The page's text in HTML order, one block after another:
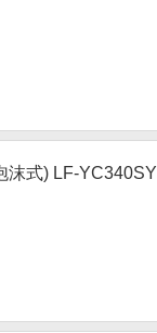
沫式) LF-YC340SY